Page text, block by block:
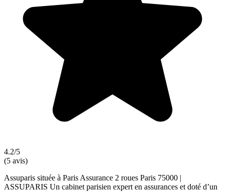
4.2/5
(5 avis)
Assuparis située à Paris Assurance 2 roues Paris 75000 |
ASSUPARIS Un cabinet parisien expert en assurances et doté d’un